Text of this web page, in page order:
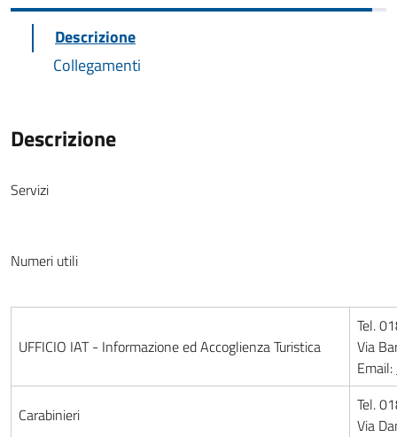
Descrizione
Collegamenti
Descrizione
Servizi
Numeri utili
UFFICIO IAT - Informazione ed Accoglienza Turistica
Tel.
Via
Email:
Carabinieri
Tel.
Via